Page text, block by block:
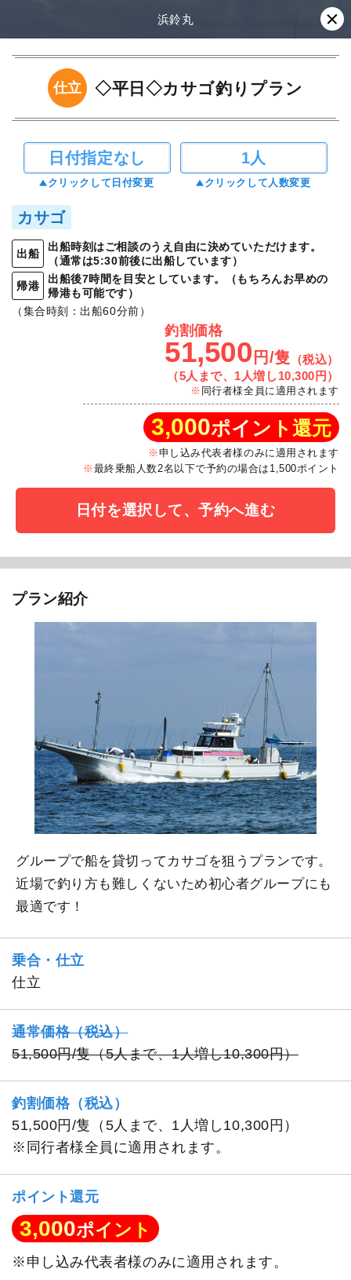
浜鈴丸
仕立 ◇平日◇カサゴ釣りプラン
日付指定なし
クリックして日付変更
1人
クリックして人数変更
カサゴ
出船
出船時刻はご相談のうえ自由に決めていただけます。
（通常は5:30前後に出船しています）
帰港
出船後7時間を目安としています。（もちろんお早めの
帰港も可能です）
（集合時刻：出船60分前）
釣割価格
51,500 円/隻
（税込）
（5人まで、1人増し10,300円）
同行者様全員に適用されます
3,000ポイント還元
申し込み代表者様のみに適用されます
最終乗船人数2名以下で予約の場合は1,500ポイント
日付を選択して、予約へ進む
プラン紹介
グループで船を貸切ってカサゴを狙うプランです。
近場で釣り方も難しくないため初心者グループにも
最適です！
乗合・仕立
仕立
通常価格（税込）
51,500円/隻（5人まで、1人増し10,300円）
釣割価格（税込）
51,500円/隻（5人まで、1人増し10,300円）
※同行者様全員に適用されます。
ポイント還元
3,000ポイント
※申し込み代表者様のみに適用されます。